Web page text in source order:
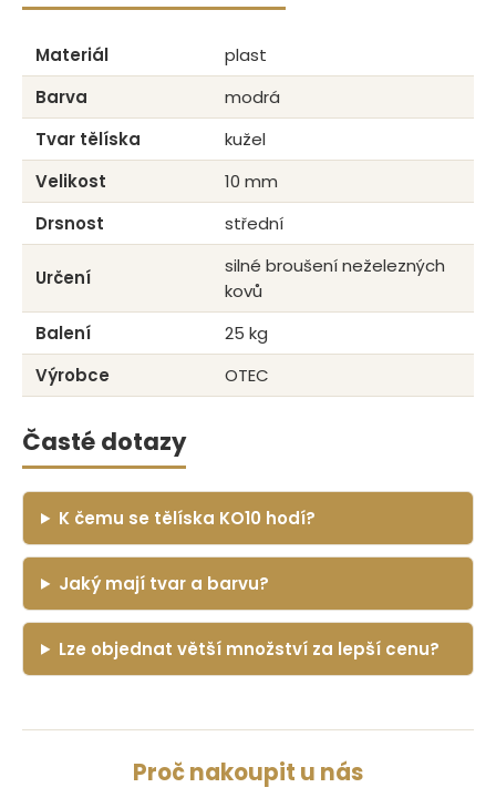
Materiál
plast
Barva
modrá
Tvar tělíska
kužel
Velikost
10 mm
Drsnost
střední
Určení
silné broušení neželezných
kovů
Balení
25 kg
Výrobce
OTEC
Časté dotazy
K čemu se tělíska KO10 hodí?
Jaký mají tvar a barvu?
Lze objednat větší množství za lepší cenu?
Proč nakoupit u nás